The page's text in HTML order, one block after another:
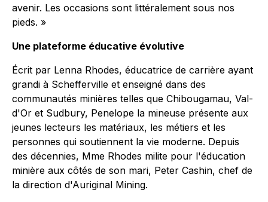
avenir. Les occasions sont littéralement sous nos
pieds. »
Une plateforme éducative évolutive
Écrit par Lenna Rhodes, éducatrice de carrière ayant
grandi à Schefferville et enseigné dans des
communautés minières telles que Chibougamau, Val-
d'Or et Sudbury, Penelope la mineuse présente aux
jeunes lecteurs les matériaux, les métiers et les
personnes qui soutiennent la vie moderne. Depuis
des décennies, Mme Rhodes milite pour l'éducation
minière aux côtés de son mari, Peter Cashin, chef de
la direction d'Auriginal Mining.